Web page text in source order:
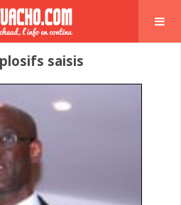
saisis